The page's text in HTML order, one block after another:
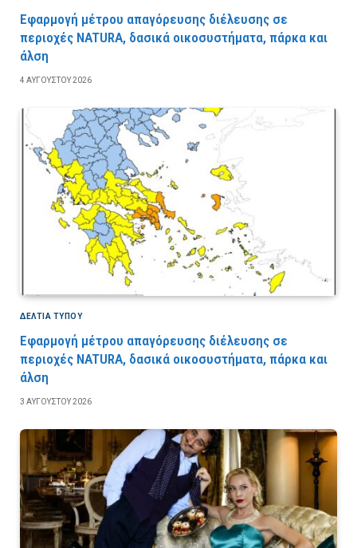
Εφαρμογή μέτρου απαγόρευσης διέλευσης σε
περιοχές NATURA, δασικά οικοσυστήματα, πάρκα και
άλση
4 ΑΥΓΟΎΣΤΟΥ 2026
ΔΕΛΤΙΑ ΤΥΠΟΥ
Εφαρμογή μέτρου απαγόρευσης διέλευσης σε
περιοχές NATURA, δασικά οικοσυστήματα, πάρκα και
άλση
3 ΑΥΓΟΎΣΤΟΥ 2026